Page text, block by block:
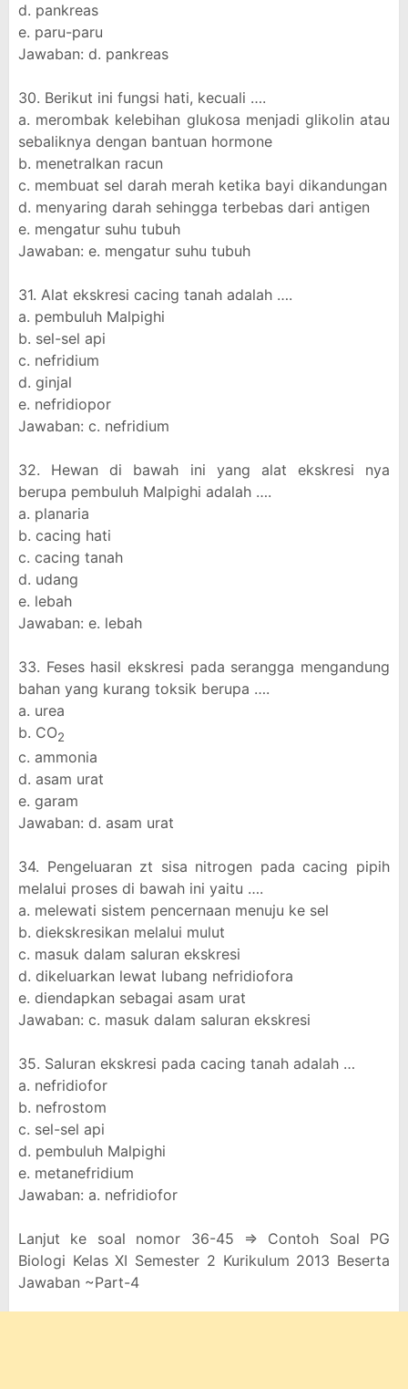
d. pankreas
e. paru-paru
Jawaban: d. pankreas
30. Berikut ini fungsi hati, kecuali ….
a. merombak kelebihan glukosa menjadi glikolin atau
sebaliknya dengan bantuan hormone
b. menetralkan racun
c. membuat sel darah merah ketika bayi dikandungan
d. menyaring darah sehingga terbebas dari antigen
e. mengatur suhu tubuh
Jawaban: e. mengatur suhu tubuh
31. Alat ekskresi cacing tanah adalah ….
a. pembuluh Malpighi
b. sel-sel api
c. nefridium
d. ginjal
e. nefridiopor
Jawaban: c. nefridium
32. Hewan di bawah ini yang alat ekskresi nya
berupa pembuluh Malpighi adalah ….
a. planaria
b. cacing hati
c. cacing tanah
d. udang
e. lebah
Jawaban: e. lebah
33. Feses hasil ekskresi pada serangga mengandung
bahan yang kurang toksik berupa ….
a. urea
b. CO2
c. ammonia
d. asam urat
e. garam
Jawaban: d. asam urat
34. Pengeluaran zt sisa nitrogen pada cacing pipih
melalui proses di bawah ini yaitu ….
a. melewati sistem pencernaan menuju ke sel
b. diekskresikan melalui mulut
c. masuk dalam saluran ekskresi
d. dikeluarkan lewat lubang nefridiofora
e. diendapkan sebagai asam urat
Jawaban: c. masuk dalam saluran ekskresi
35. Saluran ekskresi pada cacing tanah adalah …
a. nefridiofor
b. nefrostom
c. sel-sel api
d. pembuluh Malpighi
e. metanefridium
Jawaban: a. nefridiofor
Lanjut ke soal nomor 36-45 => Contoh Soal PG
Biologi Kelas XI Semester 2 Kurikulum 2013 Beserta
Jawaban ~Part-4